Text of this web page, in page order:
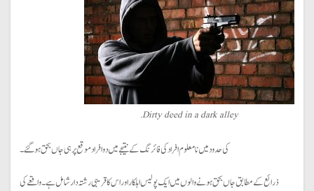
Dirty deed in a dark alley.
کی حدود میں نامعلوم افراد کی فائرنگ کے نتیجے میں دو افراد موقع پر ہی جاں بحق ہو گئے۔
ذرائع کے مطابق جاں بحق ہونے والوں میں ایک پولیس اہلکار اور اس کا قریبی رشتہ دار شامل ہے۔ واقعے کی